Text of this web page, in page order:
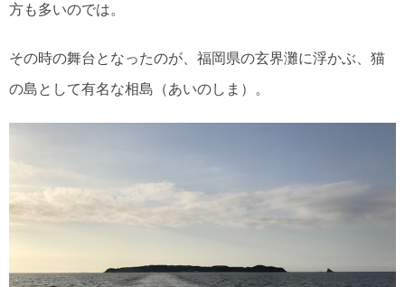
方も多いのでは。
その時の舞台となったのが、福岡県の玄界灘に浮かぶ、猫
の島として有名な相島（あいのしま）。